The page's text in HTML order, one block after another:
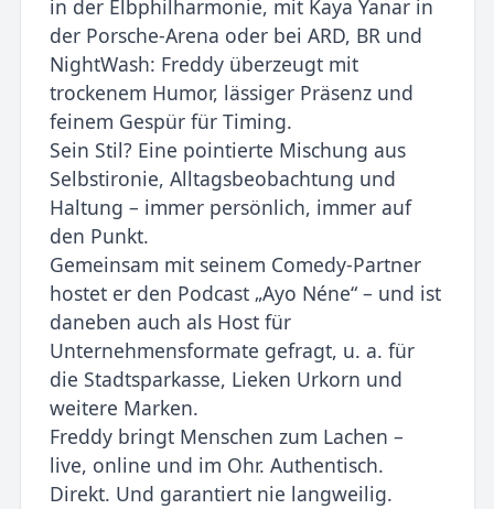
in der Elbphilharmonie, mit Kaya Yanar in
der Porsche-Arena oder bei ARD, BR und
NightWash: Freddy überzeugt mit
trockenem Humor, lässiger Präsenz und
feinem Gespür für Timing.
Sein Stil? Eine pointierte Mischung aus
Selbstironie, Alltagsbeobachtung und
Haltung – immer persönlich, immer auf
den Punkt.
Gemeinsam mit seinem Comedy-Partner
hostet er den Podcast „Ayo Néne“ – und ist
daneben auch als Host für
Unternehmensformate gefragt, u. a. für
die Stadtsparkasse, Lieken Urkorn und
weitere Marken.
Freddy bringt Menschen zum Lachen –
live, online und im Ohr. Authentisch.
Direkt. Und garantiert nie langweilig.